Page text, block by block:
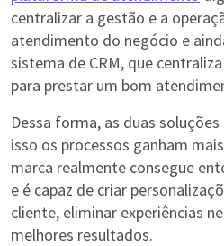
centralizar a gestão e a
atendimento do negócio e
sistema de CRM, que
para prestar um bom
Dessa forma, as duas
isso os processos ganham
marca realmente consegue
e é capaz de criar
cliente, eliminar experiências
melhores resultados.